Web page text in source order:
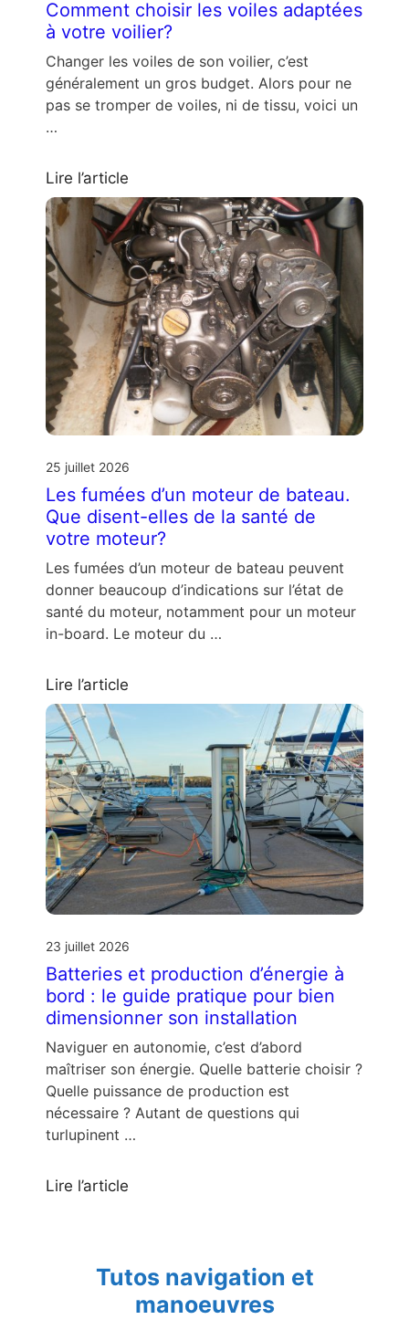
Comment choisir les voiles adaptées
à votre voilier?
Changer les voiles de son voilier, c’est
généralement un gros budget. Alors pour ne
pas se tromper de voiles, ni de tissu, voici un
…
Lire l’article
25 juillet 2026
Les fumées d’un moteur de bateau.
Que disent-elles de la santé de
votre moteur?
Les fumées d’un moteur de bateau peuvent
donner beaucoup d’indications sur l’état de
santé du moteur, notamment pour un moteur
in-board. Le moteur du …
Lire l’article
23 juillet 2026
Batteries et production d’énergie à
bord : le guide pratique pour bien
dimensionner son installation
Naviguer en autonomie, c’est d’abord
maîtriser son énergie. Quelle batterie choisir ?
Quelle puissance de production est
nécessaire ? Autant de questions qui
turlupinent …
Lire l’article
Tutos navigation et
manoeuvres